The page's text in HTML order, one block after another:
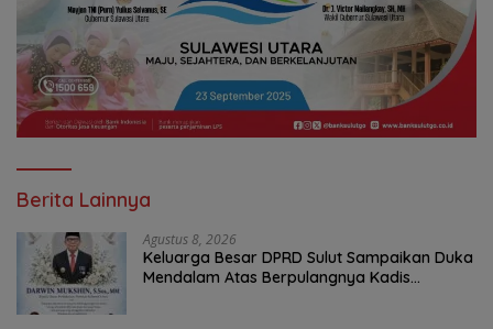
Berita Lainnya
Agustus 8, 2026
Keluarga Besar DPRD Sulut Sampaikan Duka
Mendalam Atas Berpulangnya Kadis